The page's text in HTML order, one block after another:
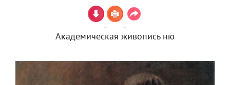
Академическая живопись ню